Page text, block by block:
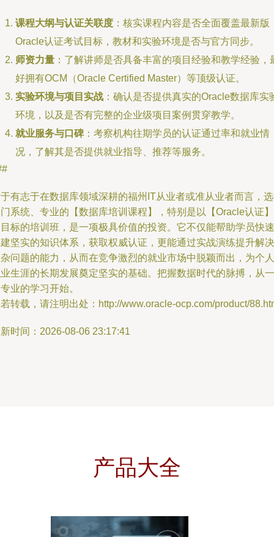
课程大纲与认证关联度 ：核实课程内容是否全面覆盖最新版
Oracle认证考试目标，教材和实验环境是否与官方同步。
师资力量 ：了解讲师是否具备丰富的项目经验和教学经验，
好拥有OCM（Oracle Certified Master）等顶级认证。
实验环境与项目实战 ：确认是否提供真实的Oracle数据库实
环境，以及是否有完整的企业级项目案例贯穿教学。
就业服务与口碑：考察机构往期学员的认证通过率和就业情
况，了解其是否提供就业指导、推荐等服务。
有志于在数据库领域深耕的福州IT从业者或准从业者而言，
系统、专业的【数据库培训课程】，特别是以【Oracle认证】
标的培训班，是一项极具价值的投资。它不仅能帮助学员快速
坚实的知识体系，获取权威认证，更能通过实战演练提升解决
问题的能力，从而在竞争激烈的就业市场中脱颖而出，为个人
生涯的长期发展奠定坚实的基础。把握数据时代的脉搏，从一
业的学习开始。
转载，请注明出处：http://www.oracle-ocp.com/product/
时间：2026-08-06 23:17:41
产品大全